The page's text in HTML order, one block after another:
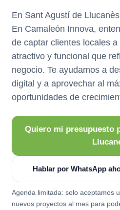
En Sant Agustí de
En Camaleón Innova,
de captar clientes locales
atractivo y funcional que
negocio. Te ayudamos a
digital y a aprovechar al
oportunidades de
Quiero mi presupuesto
Hablar por WhatsApp
Agenda limitada: solo aceptamos
nuevos proyectos al mes para